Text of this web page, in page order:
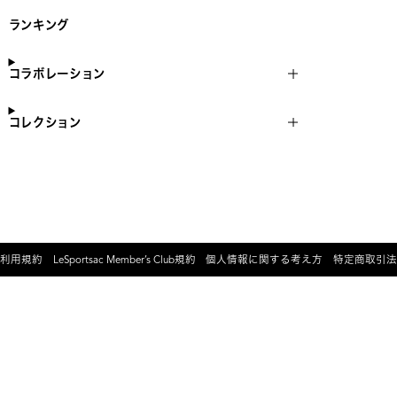
ランキング
コラボレーション
コレクション
利用規約 LeSportsac Member’s Club規約 個人情報に関する考え方 特定商取引